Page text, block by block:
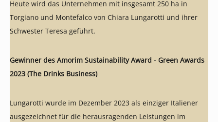
Heute wird das Unternehmen mit insgesamt 250 ha in
Torgiano und Montefalco von Chiara Lungarotti und ihrer
Schwester Teresa geführt.
Gewinner des Amorim Sustainability Award - Green Awards
2023 (The Drinks Business)
Lungarotti wurde im Dezember 2023 als einziger Italiener
ausgezeichnet für die herausragenden Leistungen im